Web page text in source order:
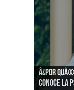
Â¿CÃ³mo
Â¿Por
Conoce la